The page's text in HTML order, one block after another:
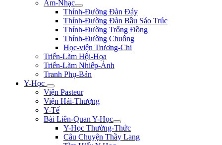
Âm-Nhạc
Thính-Đường Đàn Đáy
Thính-Đường Đàn Bầu Sáo Trúc
Thính-Đường Trống Đồng
Thính-Đường Chuông
Học-viện Trương-Chi
Triển-Lãm Hội-Họa
Triển-Lãm Nhiếp-Ảnh
Tranh Phụ-Bản
Y-Học
Viện Pasteur
Viện Hải-Thượng
Y-Tế
Bài Liên-Quan Y-Học
Y-Học Thường-Thức
Câu Chuyện Thầy Lang